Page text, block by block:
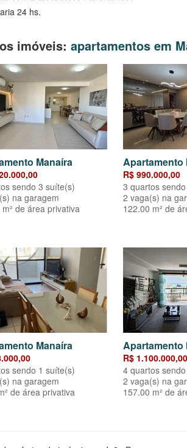
24 hs.
imóveis: apartamentos em
Manaíra
sendo 3 suíte(s)
na garagem
de área privativa
Apartamento
R$ 990.000,00
3 quartos
2 vaga(s) na
122.00 m² de
Manaíra
sendo 1 suíte(s)
na garagem
de área privativa
Apartamento
R$ 1.100.000,00
4 quartos
2 vaga(s) na
157.00 m² de